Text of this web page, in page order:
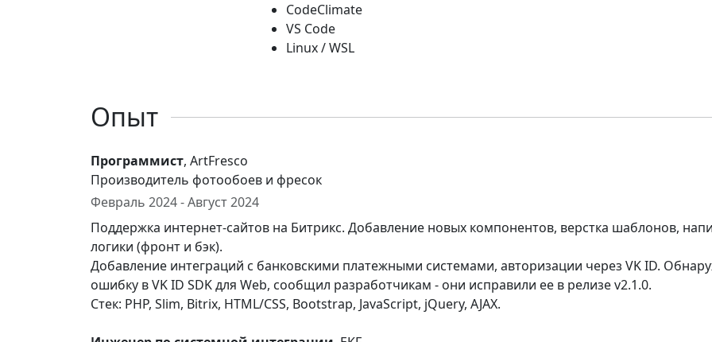
CodeClimate
VS Code
Linux / WSL
Опыт
Программист, ArtFresco
Производитель фотообоев и фресок
Февраль 2024 - Август 2024
Поддержка интернет-сайтов на Битрикс. Добавление новых компонентов, верстка шаблонов,
логики (фронт и бэк).
Добавление интеграций с банковскими платежными системами, авторизации через VK ID.
ошибку в VK ID SDK для Web, сообщил разработчикам - они исправили ее в релизе v2.1.0.
Стек: PHP, Slim, Bitrix, HTML/CSS, Bootstrap, JavaScript, jQuery, AJAX.